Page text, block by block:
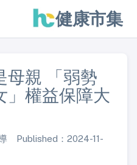
健康市集
母親 「弱勢
」權益保障大
Published：2024-11-